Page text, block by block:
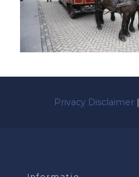
Privacy Disclaimer|